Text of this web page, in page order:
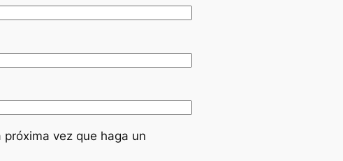
vez que haga un